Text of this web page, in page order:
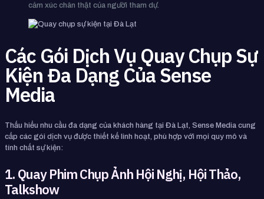
cảm xúc chân thật của người tham dự.
Các Gói Dịch Vụ Quay Chụp Sự
Kiện Đa Dạng Của Sense
Media
Thấu hiểu nhu cầu đa dạng của khách hàng tại Đà Lạt, Sense Media cung
cấp các gói dịch vụ được thiết kế linh hoạt, phù hợp với mọi quy mô và
tính chất sự kiện:
1. Quay Phim Chụp Ảnh Hội Nghị, Hội Thảo,
Talkshow